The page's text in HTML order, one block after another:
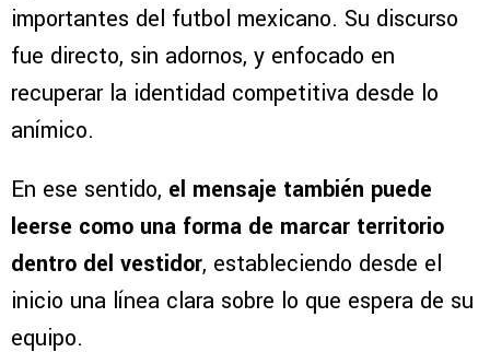
importantes del futbol mexicano. Su discurso
fue directo, sin adornos, y enfocado en
recuperar la identidad competitiva desde lo
anímico.
En ese sentido, el mensaje también puede
leerse como una forma de marcar territorio
dentro del vestidor, estableciendo desde el
inicio una línea clara sobre lo que espera de su
equipo.